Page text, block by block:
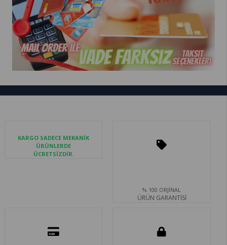
KARGO SADECE MEKANİK
ÜRÜNLERDE
ÜCRETSİZDİR.
% 100 ORJİNAL
ÜRÜN GARANTİSİ